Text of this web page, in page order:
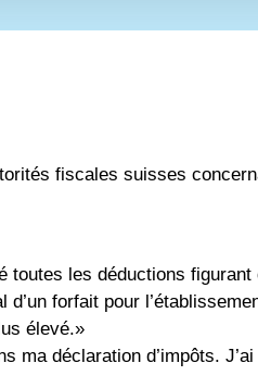
fiscales suisses
toutes les déductions
forfait pour
élevé.»
ma déclaration d’impôts.